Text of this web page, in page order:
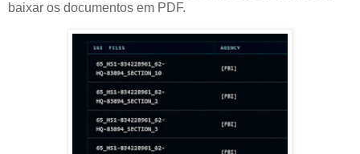
baixar os documentos em PDF.